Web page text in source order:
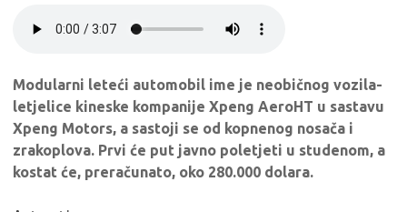
Modularni leteći automobil ime je neobičnog vozila-
letjelice kineske kompanije Xpeng AeroHT u sastavu
Xpeng Motors, a sastoji se od kopnenog nosača i
zrakoplova. Prvi će put javno poletjeti u studenom, a
kostat će, preračunato, oko 280.000 dolara.